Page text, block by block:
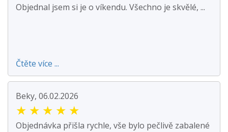
Objednal jsem si je o víkendu. Všechno je skvělé, ...
Čtěte více ...
Beky, 06.02.2026
★ ★ ★ ★ ★
Objednávka přišla rychle, vše bylo pečlivě zabalené